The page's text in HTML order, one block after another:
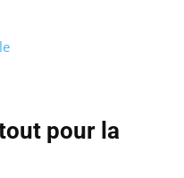
pour la